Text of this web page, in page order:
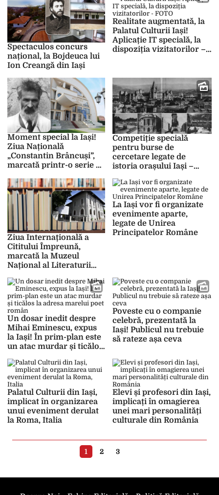
FOTO
Spectaculos concurs
național, la Bojdeuca lui
Ion Creangă din Iași
Realitate augmentată, la
Palatul Culturii Iași!
Aplicație IT specială, la
dispoziția vizitatorilor –
Moment special la Iași!
Ziua Națională
„Constantin Brâncuși”,
marcată printr-o serie de
spectaculoase
Competiție specială
pentru burse de
cercetare legate de
istoria orașului Iași –
Ziua Internațională a
Cititului Împreună,
marcată la Muzeul
Național al Literaturii
La Iași vor fi organizate
evenimente aparte,
legate de Unirea
Principatelor Române
Un dosar inedit despre
Mihai Eminescu, expus
la Iași! În prim-plan este
un atac murdar și ticălos
român
Poveste cu o companie
celebră, prezentată la
Iași! Publicul nu trebuie
să rateze așa ceva
Palatul Culturii din Iași,
implicat în organizarea
unui eveniment derulat
la Roma, Italia
Elevi și profesori din Iași,
implicați în omagierea
unei mari personalități
culturale din România
1 2 3